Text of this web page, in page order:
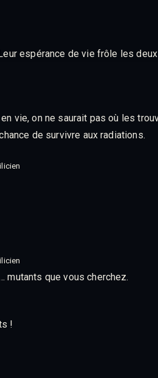
espérance de vie frôle les
vie, on ne saurait pas où les
de survivre aux radiations.
mutants que vous cherchez.
!